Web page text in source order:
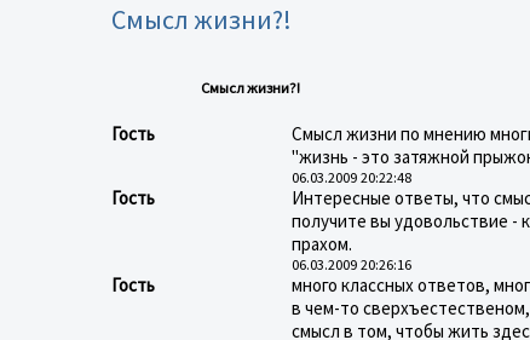
Смысл жизни?!
Смысл жизни?!
Гость
Смысл жизни по мнению
"жизнь - это затяжной
06.03.2009 20:22:48
Гость
Интересные ответы, что
получите вы удовольствие -
прахом.
06.03.2009 20:26:16
Гость
много классных ответов,
в чем-то
смысл в том, чтобы жить